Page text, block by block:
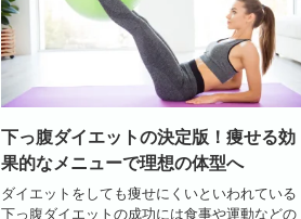
下っ腹ダイエットの決定版！痩せる効
果的なメニューで理想の体型へ
ダイエットをしても痩せにくいといわれている
下っ腹ダイエットの成功には食事や運動などの